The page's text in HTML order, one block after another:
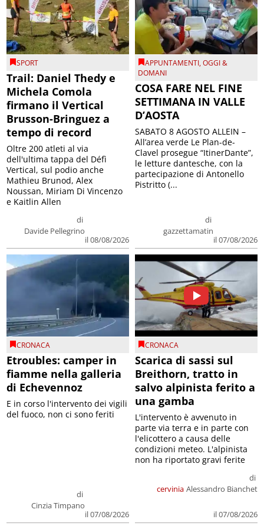
SPORT
Trail: Daniel Thedy e
Michela Comola
firmano il Vertical
Brusson-Bringuez a
tempo di record
di
Davide Pellegrino
il 08/08/2026
Oltre 200 atleti al via
dell'ultima tappa del Défì
Vertical, sul podio anche
Mathieu Brunod, Alex
Noussan, Miriam Di Vincenzo
e Kaitlin Allen
APPUNTAMENTI,OGGI &
DOMANI
COSA FARE NEL FINE
SETTIMANA IN VALLE
D’AOSTA
di
gazzettamatin
il 07/08/2026
SABATO 8 AGOSTO ALLEIN –
All’area verde Le Plan-de-
Clavel prosegue “ItinerDante”,
le letture dantesche, con la
partecipazione di Antonello
Pistritto (...
CRONACA
Etroubles: camper in
fiamme nella galleria
di Echevennoz
di
Cinzia Timpano
il 07/08/2026
E in corso l'intervento dei vigili
del fuoco, non ci sono feriti
CRONACA
Scarica di sassi sul
Breithorn, tratto in
salvo alpinista ferito a
una gamba
cervinia
di
Alessandro Bianchet
il 07/08/2026
L'intervento è avvenuto in
parte via terra e in parte con
l'elicottero a causa delle
condizioni meteo. L'alpinista
non ha riportato gravi ferite